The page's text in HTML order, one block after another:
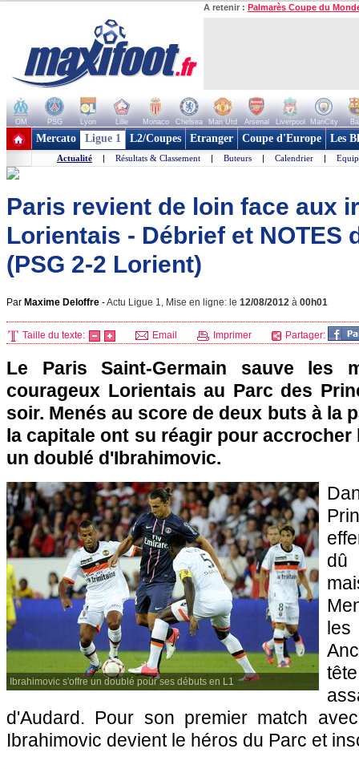
A retenir : Palmarès Coupe du
OM PSG Lyon Lille Monaco Chelsea Man Utd Arsenal Liverpool ManCity
+ de clubs
Mercato Ligue 1 L2/Coupes Etranger Coupe d'Europe Les
Actualité | Résultats & Classement | Buteurs | Calendrier |
Paris revient de loin face aux
Lorientais - Débrief et NOTES
(PSG 2-2 Lorient)
Par Maxime Deloffre -Actu Ligue 1, Mise en ligne: le 12/08/2012 à 00h01
Taille du texte: Email Imprimer Partager:
Le Paris Saint-Germain sauve les
courageux Lorientais au Parc des
soir. Menés au score de deux buts à la
la capitale ont su réagir pour accrocher
un doublé d'Ibrahimovic.
Ibrahimovic s'offre un doublé pour ses débuts en L1
dû
d'Audard. Pour son premier match
Ibrahimovic devient le héros du Parc et